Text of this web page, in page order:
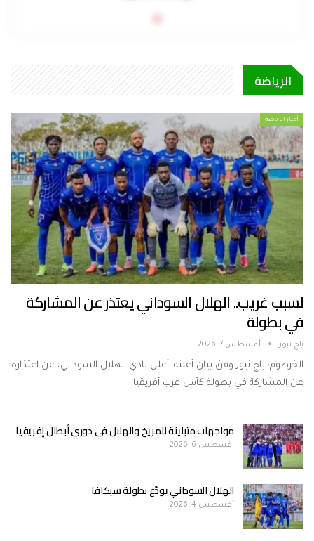
الرياضة
أخبار الرياضة
لسبب غريب.. الهلال السوداني يعتذر عن المشاركة
في بطولة
باج نيوز أغسطس 7, 2026
الخرطوم: باج نيوز وفق بيان أعلنه. أعلن نادي الهلال السوداني، عن اعتذاره
عن المشاركة في بطولة كأس غرب أفريقيا…
مواجهات متباينة للمريخ والهلال في دوري أبطال إفريقيا
أغسطس 6, 2026
الهلال السوداني يودّع بطولة سيكافا
أغسطس 4, 2026